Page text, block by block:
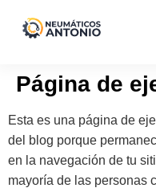
Página de
Esta es una página de
del blog porque
en la navegación de tu
mayoría de las personas